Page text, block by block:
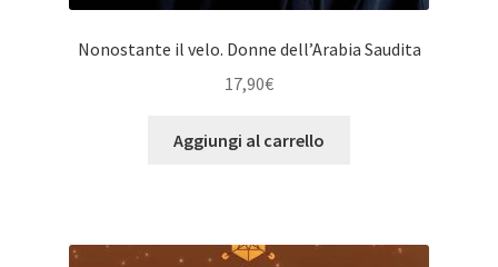
Nonostante il velo. Donne dell’Arabia Saudita
17,90€
Aggiungi al carrello